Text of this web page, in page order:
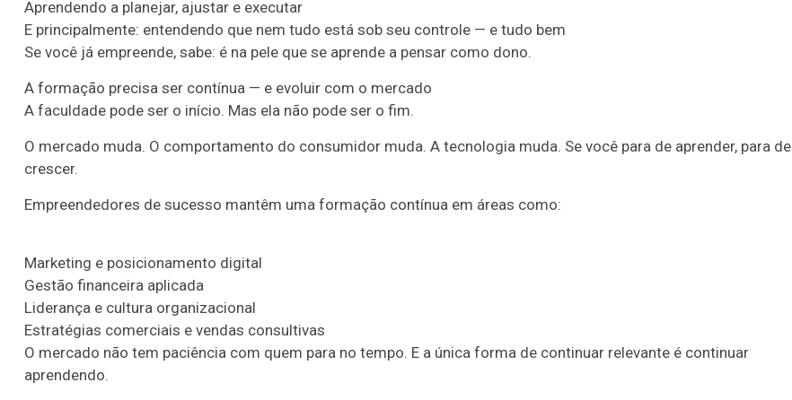
Aprendendo a planejar, ajustar e executar
E principalmente: entendendo que nem tudo está sob seu controle — e tudo bem
Se você já empreende, sabe: é na pele que se aprende a pensar como dono.
A formação precisa ser contínua — e evoluir com o mercado
A faculdade pode ser o início. Mas ela não pode ser o fim.
O mercado muda. O comportamento do consumidor muda. A tecnologia muda. Se você para de aprender, para de
crescer.
Empreendedores de sucesso mantêm uma formação contínua em áreas como:
Marketing e posicionamento digital
Gestão financeira aplicada
Liderança e cultura organizacional
Estratégias comerciais e vendas consultivas
O mercado não tem paciência com quem para no tempo. E a única forma de continuar relevante é continuar
aprendendo.